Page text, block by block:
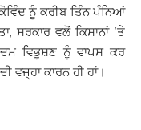
ਨੂੰ ਕਰੀਬ ਤਿੰਨ ਪੰਨਿਆਂ
ਸਰਕਾਰ ਵਲੋਂ ਕਿਸਾਨਾਂ ‘ਤੇ
ਵਿਭੂਸ਼ਣ ਨੂੰ ਵਾਪਸ ਕਰ
ਵਜ੍ਹਾ ਕਾਰਨ ਹੀ ਹਾਂ।